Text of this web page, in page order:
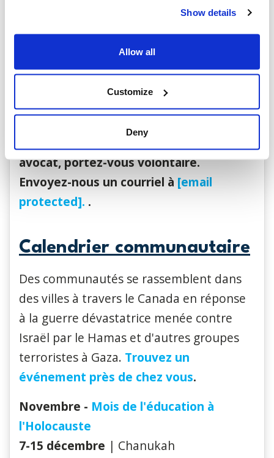
Show details
Allow all
Customize
Deny
- y compris les droits de l'homme, le
travail et l'emploi, et le droit pénal - ils se
concentreront particulièrement sur le
système éducatif, car les universités et les
écoles n'ont pas réussi à assurer la
sécurité de nos enfants.
Il faut que cela change. Si vous êtes
avocat, portez-vous volontaire.
Envoyez-nous un courriel à [email
protected]. .
Calendrier communautaire
Des communautés se rassemblent dans
des villes à travers le Canada en réponse
à la guerre dévastatrice menée contre
Israël par le Hamas et d'autres groupes
terroristes à Gaza. Trouvez un
événement près de chez vous.
Novembre - Mois de l'éducation à
l'Holocauste
7-15 décembre | Chanukah